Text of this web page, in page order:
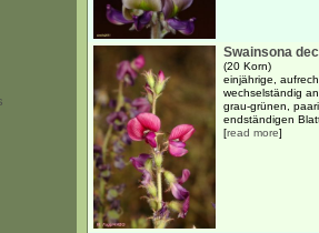
Swainsona
(20 Korn)
einjährige,
wechselständig
grau-grünen,
endständigen
[read more]